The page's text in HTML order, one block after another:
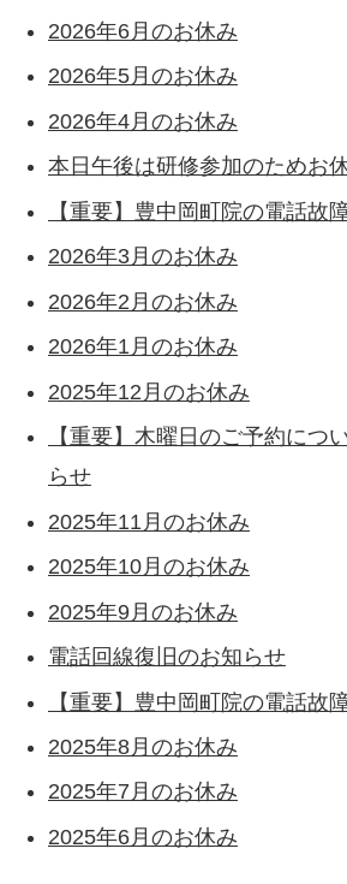
2026年6月のお休み
2026年5月のお休み
2026年4月のお休み
本日午後は研修参加のためお
【重要】豊中岡町院の電話故
2026年3月のお休み
2026年2月のお休み
2026年1月のお休み
2025年12月のお休み
【重要】木曜日のご予約につ
らせ
2025年11月のお休み
2025年10月のお休み
2025年9月のお休み
電話回線復旧のお知らせ
【重要】豊中岡町院の電話故
2025年8月のお休み
2025年7月のお休み
2025年6月のお休み